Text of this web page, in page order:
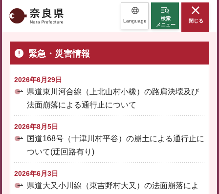
奈良県 Language
検索
メニュー
閉じる
緊急・災害情報
2026年6月29日
県道東川河合線（上北山村小橡）の路肩決壊及び
法面崩落による通行止について
2026年8月5日
国道168号（十津川村平谷）の崩土による通行止に
ついて(迂回路有り)
2026年6月3日
県道大又小川線（東吉野村大又）の法面崩落によ